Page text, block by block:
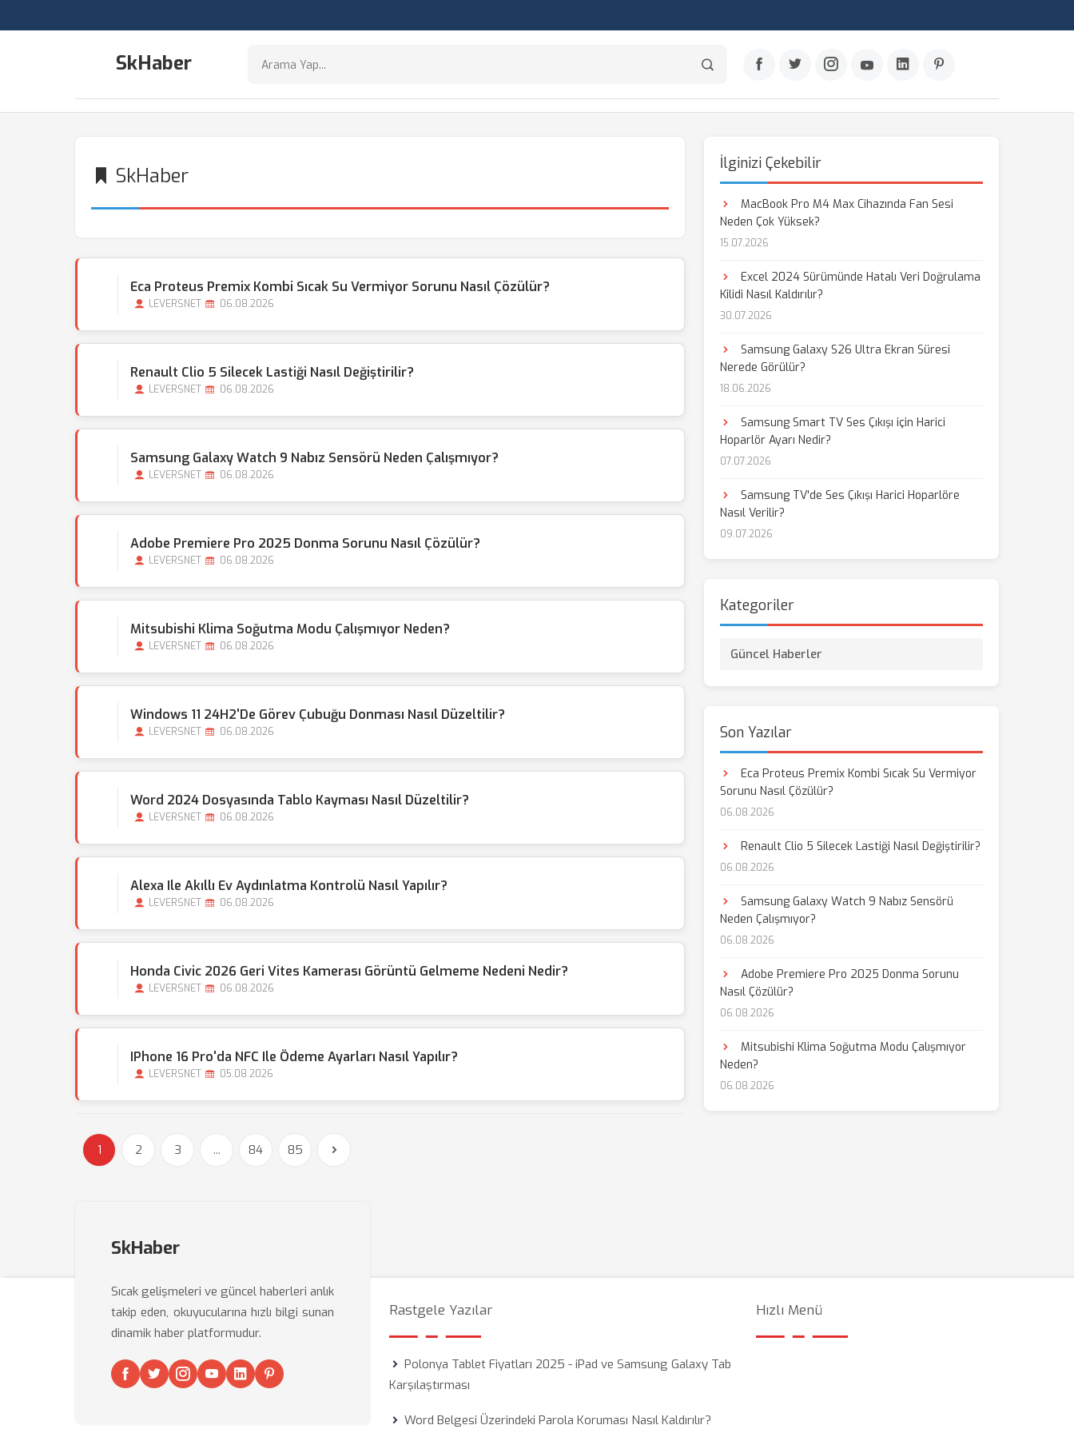
SkHaber
SkHaber
Eca Proteus Premix Kombi Sıcak Su Vermiyor Sorunu Nasıl Çözülür?
LEVERSNET 06.08.2026
Renault Clio 5 Silecek Lastiği Nasıl Değiştirilir?
LEVERSNET 06.08.2026
Samsung Galaxy Watch 9 Nabız Sensörü Neden Çalışmıyor?
LEVERSNET 06.08.2026
Adobe Premiere Pro 2025 Donma Sorunu Nasıl Çözülür?
LEVERSNET 06.08.2026
Mitsubishi Klima Soğutma Modu Çalışmıyor Neden?
LEVERSNET 06.08.2026
Windows 11 24H2'de Görev Çubuğu Donması Nasıl Düzeltilir?
LEVERSNET 06.08.2026
Word 2024 Dosyasında Tablo Kayması Nasıl Düzeltilir?
LEVERSNET 06.08.2026
Alexa Ile Akıllı Ev Aydınlatma Kontrolü Nasıl Yapılır?
LEVERSNET 06.08.2026
Honda Civic 2026 Geri Vites Kamerası Görüntü Gelmeme Nedeni Nedir?
LEVERSNET 06.08.2026
IPhone 16 Pro'da NFC Ile Ödeme Ayarları Nasıl Yapılır?
LEVERSNET 05.08.2026
1 2 3 ... 84 85
İlginizi Çekebilir
MacBook Pro M4 Max Cihazında Fan Sesi
Neden Çok Yüksek?
15.07.2026
Excel 2024 Sürümünde Hatalı Veri Doğrulama
Kilidi Nasıl Kaldırılır?
30.07.2026
Samsung Galaxy S26 Ultra Ekran Süresi
Nerede Görülür?
18.06.2026
Samsung Smart TV Ses Çıkışı için Harici
Hoparlör Ayarı Nedir?
07.07.2026
Samsung TV'de Ses Çıkışı Harici Hoparlöre
Nasıl Verilir?
09.07.2026
Kategoriler
Güncel Haberler
Son Yazılar
Eca Proteus Premix Kombi Sıcak Su Vermiyor
Sorunu Nasıl Çözülür?
06.08.2026
Renault Clio 5 Silecek Lastiği Nasıl Değiştirilir?
06.08.2026
Samsung Galaxy Watch 9 Nabız Sensörü
Neden Çalışmıyor?
06.08.2026
Adobe Premiere Pro 2025 Donma Sorunu
Nasıl Çözülür?
06.08.2026
Mitsubishi Klima Soğutma Modu Çalışmıyor
Neden?
06.08.2026
SkHaber
Sıcak gelişmeleri ve güncel haberleri anlık
takip eden, okuyucularına hızlı bilgi sunan
dinamik haber platformudur.
Rastgele Yazılar
Polonya Tablet Fiyatları 2025 - iPad ve Samsung Galaxy Tab
Karşılaştırması
Word Belgesi Üzerindeki Parola Koruması Nasıl Kaldırılır?
Hızlı Menü